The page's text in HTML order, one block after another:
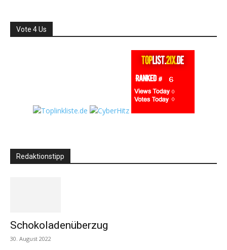
Vote 4 Us
Redaktionstipp
Schokoladenüberzug
30. August 2022